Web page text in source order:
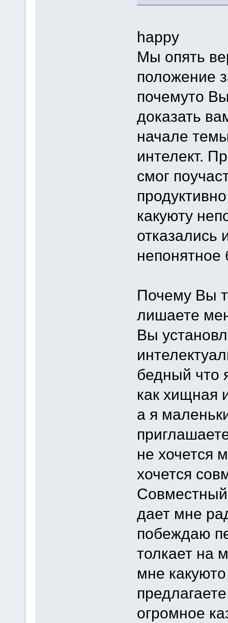
happy
Мы опять
положение
почемуто
доказать
начале
интелект.
смог
какуюту
отказались
Почему Вы
лишаете
Вы
бедный что
как хищная
а я
не хочется
хочется
дает мне
побеждаю
толкает на
мне
огромное